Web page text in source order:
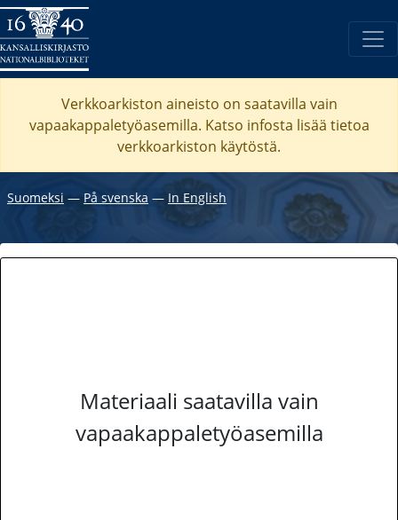
Verkkoarkiston aineisto on saatavilla vain
vapaakappaletyöasemilla. Katso infosta lisää tietoa
verkkoarkiston käytöstä.
Suomeksi ―På svenska ― In English
Materiaali saatavilla vain
vapaakappaletyöasemilla